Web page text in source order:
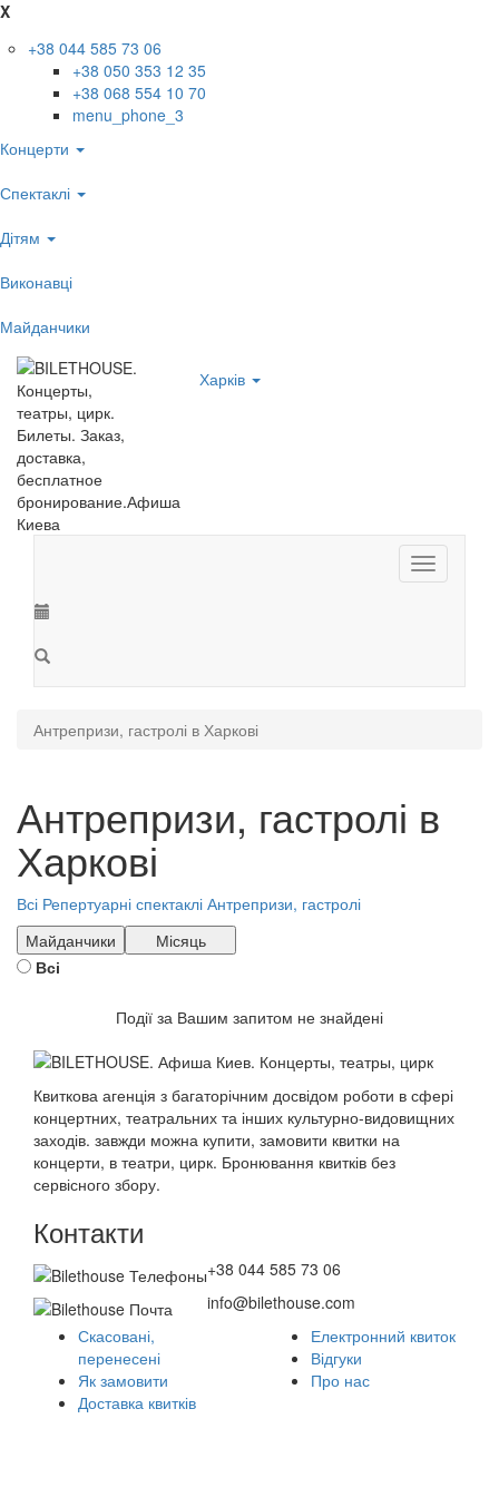
X
+38 044 585 73 06
+38 050 353 12 35
+38 068 554 10 70
menu_phone_3
Концерти
Спектаклі
Дітям
Виконавці
Майданчики
Харків
Toggle
navigation
Антрепризи, гастролі в Харкові
Антрепризи, гастролі в
Харкові
Всі Репертуарні спектаклі Антрепризи, гастролі
Майданчики
Всі
Місяць
Події за Вашим запитом не знайдені
Квиткова агенція з багаторічним досвідом роботи в сфері
концертних, театральних та інших культурно-видовищних
заходів. завжди можна купити, замовити квитки на
концерти, в театри, цирк. Бронювання квитків без
сервісного збору.
Контакти
+38 044 585 73 06
info@bilethouse.com
Скасовані,
перенесені
Як замовити
Доставка квитків
Електронний квиток
Відгуки
Про нас